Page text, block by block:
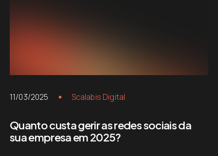
11/03/2025 Scalabis Digital
Quanto custa gerir as redes sociais da
sua empresa em 2025?